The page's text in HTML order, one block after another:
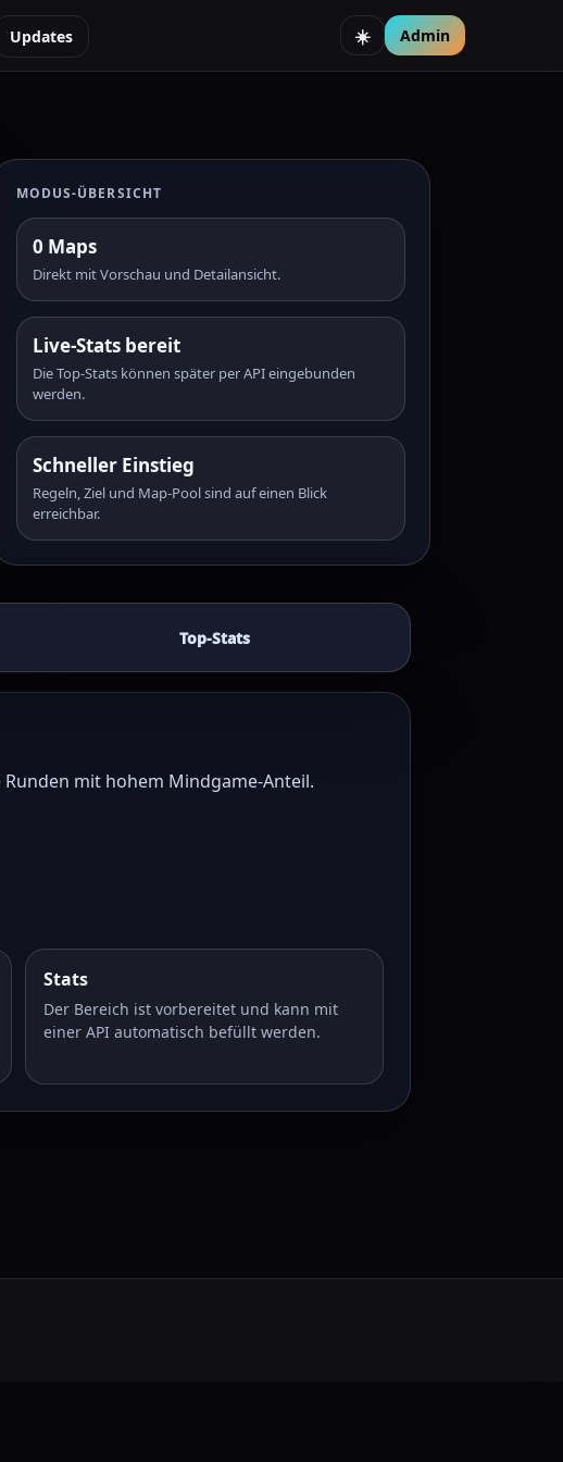
Updates ☀️ Admin
MODUS-ÜBERSICHT
0 Maps
Direkt mit Vorschau und Detailansicht.
Live-Stats bereit
Die Top-Stats können später per API eingebunden
werden.
Schneller Einstieg
Regeln, Ziel und Map-Pool sind auf einen Blick
erreichbar.
Top-Stats
Runden mit hohem Mindgame-Anteil.
Stats
Der Bereich ist vorbereitet und kann mit
einer API automatisch befüllt werden.